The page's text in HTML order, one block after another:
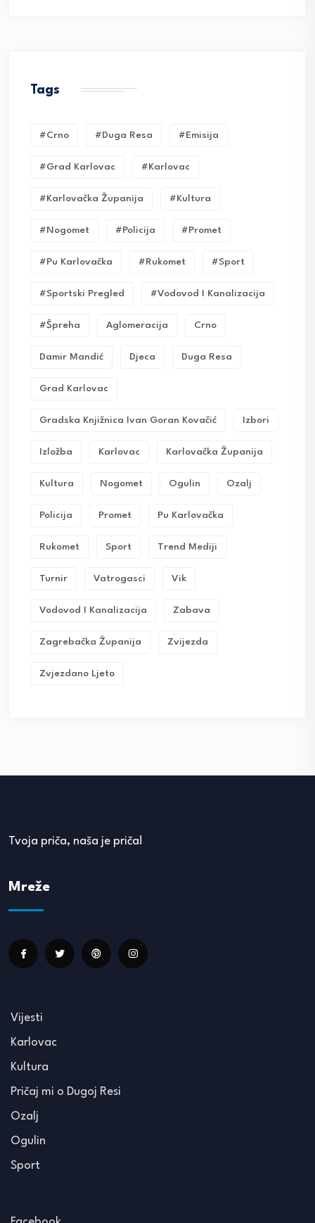
Tags
#crno #duga Resa #emisija
#grad Karlovac #karlovac
#karlovačka Županija #kultura
#nogomet #policija #promet
#pu Karlovačka #rukomet #sport
#sportski Pregled #vodovod I Kanalizacija
#Špreha Aglomeracija Crno
Damir Mandić Djeca Duga Resa
Grad Karlovac
Gradska Knjižnica Ivan Goran Kovačić Izbori
Izložba Karlovac Karlovačka Županija
Kultura Nogomet Ogulin Ozalj
Policija Promet Pu Karlovačka
Rukomet Sport Trend Mediji
Turnir Vatrogasci Vik
Vodovod I Kanalizacija Zabava
Zagrebačka Županija Zvijezda
Zvjezdano Ljeto
Tvoja priča, naša je priča!
Mreže
Vijesti
Karlovac
Kultura
Pričaj mi o Dugoj Resi
Ozalj
Ogulin
Sport